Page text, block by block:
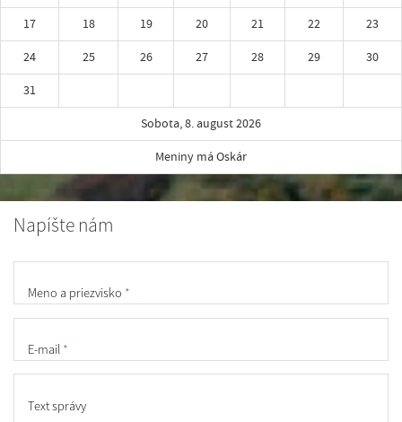
17
18 19 20 21 22
23
24
25 26 27 28 29
30
31
Sobota, 8. august 2026
Meniny má Oskár
Napíšte nám
Meno a priezvisko *
E-mail *
Text správy